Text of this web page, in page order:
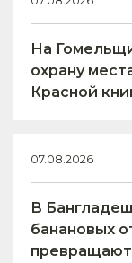
На
охрану
Красной
07.08.2026
В
банановых
превращают